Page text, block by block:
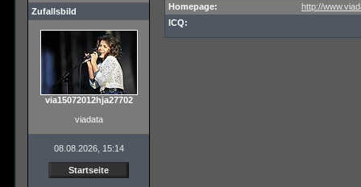
Zufallsbild
via15072012hja27702
viadata
08.08.2026, 15:14
Startseite
Homepage:
http://
ICQ: